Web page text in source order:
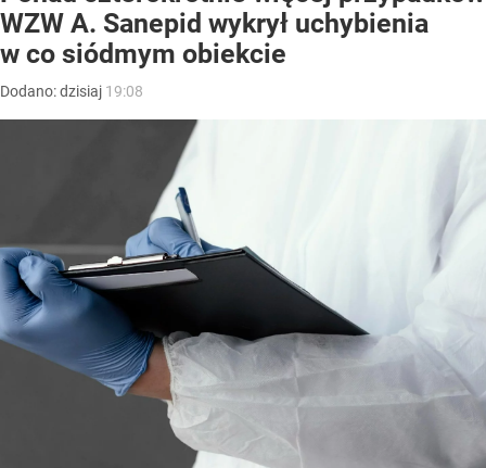
WZW A. Sanepid wykrył uchybienia
w co siódmym obiekcie
Dodano:dzisiaj 19:08